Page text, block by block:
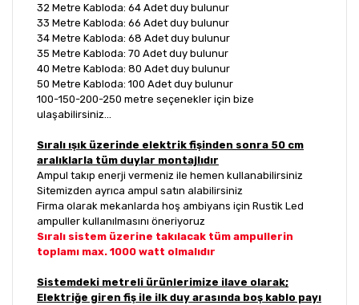
32 Metre Kabloda: 64 Adet duy bulunur
33 Metre Kabloda: 66 Adet duy bulunur
34 Metre Kabloda: 68 Adet duy bulunur
35 Metre Kabloda: 70 Adet duy bulunur
40 Metre Kabloda: 80 Adet duy bulunur
50 Metre Kabloda: 100 Adet duy bulunur
100-150-200-250 metre seçenekler için bize
ulaşabilirsiniz...
Sıralı ışık üzerinde elektrik fişinden sonra 50 cm
aralıklarla tüm duylar montajlıdır
Ampul takıp enerji vermeniz ile hemen kullanabilirsiniz
Sitemizden ayrıca ampul satın alabilirsiniz
Firma olarak mekanlarda hoş ambiyans için Rustik Led
ampuller kullanılmasını öneriyoruz
Sıralı sistem üzerine takılacak tüm ampullerin
toplamı max. 1000 watt olmalıdır
Sistemdeki metreli ürünlerimize ilave olarak;
Elektriğe giren fiş ile ilk duy arasında boş kablo payı